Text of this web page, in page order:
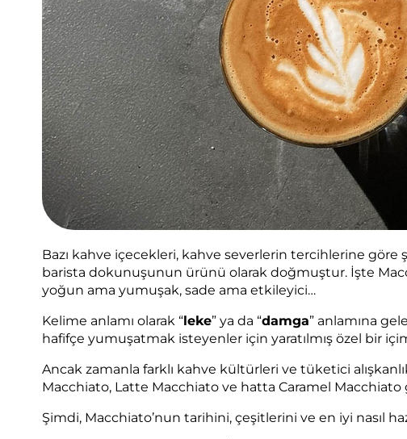
Bazı kahve içecekleri, kahve severlerin tercihlerine
barista dokunuşunun ürünü olarak doğmuştur. İşte
yoğun ama yumuşak, sade ama etkileyici…
Kelime anlamı olarak “leke” ya da “damga” anlamına
hafifçe yumuşatmak isteyenler için yaratılmış özel bir
Ancak zamanla farklı kahve kültürleri ve tüketici
Macchiato, Latte Macchiato ve hatta Caramel Macchiato
Şimdi, Macchiato’nun tarihini, çeşitlerini ve en iyi nasıl